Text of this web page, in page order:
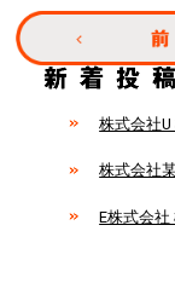
株式会社U
株式会社
E株式会社